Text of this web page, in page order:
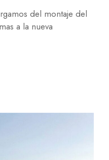
del montaje del
a la nueva